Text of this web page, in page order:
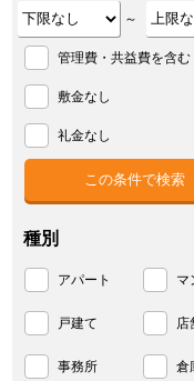
～
管理費・共益費を含む
敷金なし
礼金なし
種別
アパート マ
戸建て 店
事務所 倉